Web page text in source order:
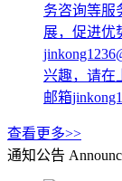
务咨询等服
展，促进优
兴趣，请在
邮箱
查看更多>>
通知公告